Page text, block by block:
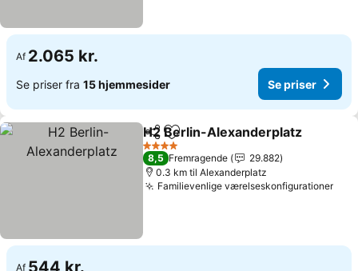
Af 2.065 kr.
Se priser fra 15 hjemmesider Se priser
Del Føj til favoritter
H2 Berlin-Alexanderplatz
4 Stjerner
8,5 Fremragende
29.882
0.3 km til Alexanderplatz
Familievenlige værelseskonfigurationer
Af 544 kr.